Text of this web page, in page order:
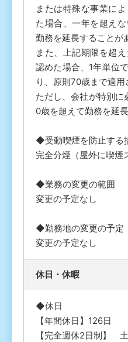
または特殊な事業に
た場合、一年を超え
勤務を延長することが
また、上記期限を超
認めた場合、1年単位
り、原則70歳まで適用
ただし、会社が特別に
0歳を超えて勤務を延
◆受動喫煙を防止する
完全分煙（屋外に喫煙
◆業務の変更の範囲
変更の予定なし
◆勤務地の変更の予定
変更の予定なし
休⽇・休暇
◆休日
【年間休日】126日
【完全週休2日制】